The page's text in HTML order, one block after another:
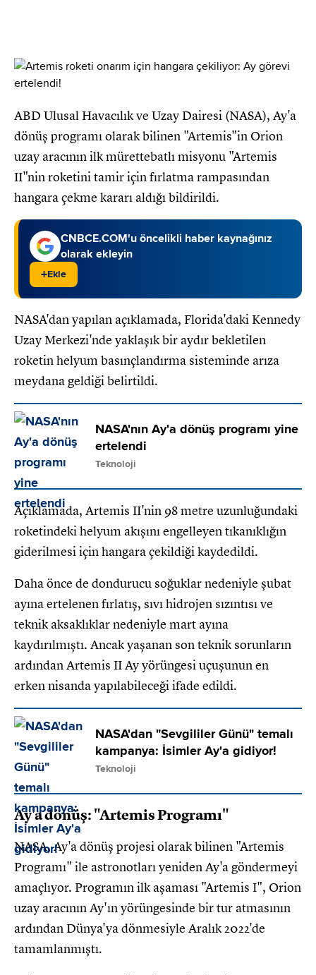
ABD Ulusal Havacılık ve Uzay Dairesi (NASA), Ay'a
dönüş programı olarak bilinen "Artemis"in Orion
uzay aracının ilk mürettebatlı misyonu "Artemis
II"nin roketini tamir için fırlatma rampasından
hangara çekme kararı aldığı bildirildi.
CNBCE.COM'u öncelikli haber kaynağınız
olarak ekleyin
+Ekle
NASA'dan yapılan açıklamada, Florida'daki Kennedy
Uzay Merkezi'nde yaklaşık bir aydır bekletilen
roketin helyum basınçlandırma sisteminde arıza
meydana geldiği belirtildi.
NASA'nın Ay'a dönüş programı yine
ertelendi
Teknoloji
Açıklamada, Artemis II'nin 98 metre uzunluğundaki
roketindeki helyum akışını engelleyen tıkanıklığın
giderilmesi için hangara çekildiği kaydedildi.
Daha önce de dondurucu soğuklar nedeniyle şubat
ayına ertelenen fırlatış, sıvı hidrojen sızıntısı ve
teknik aksaklıklar nedeniyle mart ayına
kaydırılmıştı. Ancak yaşanan son teknik sorunların
ardından Artemis II Ay yörüngesi uçuşunun en
erken nisanda yapılabileceği ifade edildi.
NASA'dan "Sevgililer Günü" temalı
kampanya: İsimler Ay'a gidiyor!
Teknoloji
Ay'a dönüş: "Artemis Programı"
NASA, Ay'a dönüş projesi olarak bilinen "Artemis
Programı" ile astronotları yeniden Ay'a göndermeyi
amaçlıyor. Programın ilk aşaması "Artemis I", Orion
uzay aracının Ay'ın yörüngesinde bir tur atmasının
ardından Dünya'ya dönmesiyle Aralık 2022'de
tamamlanmıştı.